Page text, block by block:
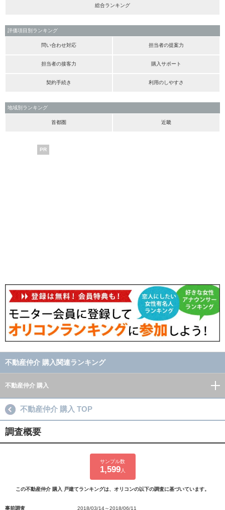
総合ランキング
評価項目別ランキング
問い合わせ対応 担当者の提案力
担当者の接客力 購入サポート
契約手続き 利用のしやすさ
地域別ランキング
首都圏 近畿
PR
不動産仲介 購入関連ランキング
不動産仲介 購入
不動産仲介 購入 TOP
調査概要
サンプル数
1,599人
この不動産仲介 購入 戸建てランキングは、オリコンの以下の調査に基づいています。
事前調査 2018/03/14～2018/06/11